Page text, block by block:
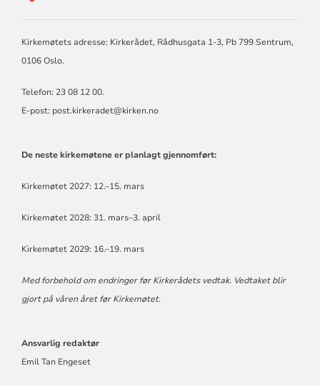
Kirkemøtets adresse: Kirkerådet, Rådhusgata 1-3, Pb 799 Sentrum,
0106 Oslo.
Telefon: 23 08 12 00.
E-post: post.kirkeradet@kirken.no
De neste kirkemøtene er planlagt gjennomført:
Kirkemøtet 2027: 12.–15. mars
Kirkemøtet 2028: 31. mars–3. april
Kirkemøtet 2029: 16.–19. mars
Med forbehold om endringer før Kirkerådets vedtak. Vedtaket blir
gjort på våren året før Kirkemøtet.
Ansvarlig redaktør
Emil Tan Engeset